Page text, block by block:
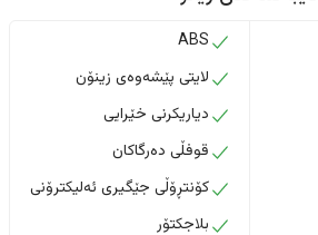
ABS
لایتی پێشەوەی زینۆن
دیاریکرنی خێرایی
قوفڵی دەرگاکان
کۆنتڕۆڵی جێگیری ئەلیکترۆنی
بلاجکتۆر